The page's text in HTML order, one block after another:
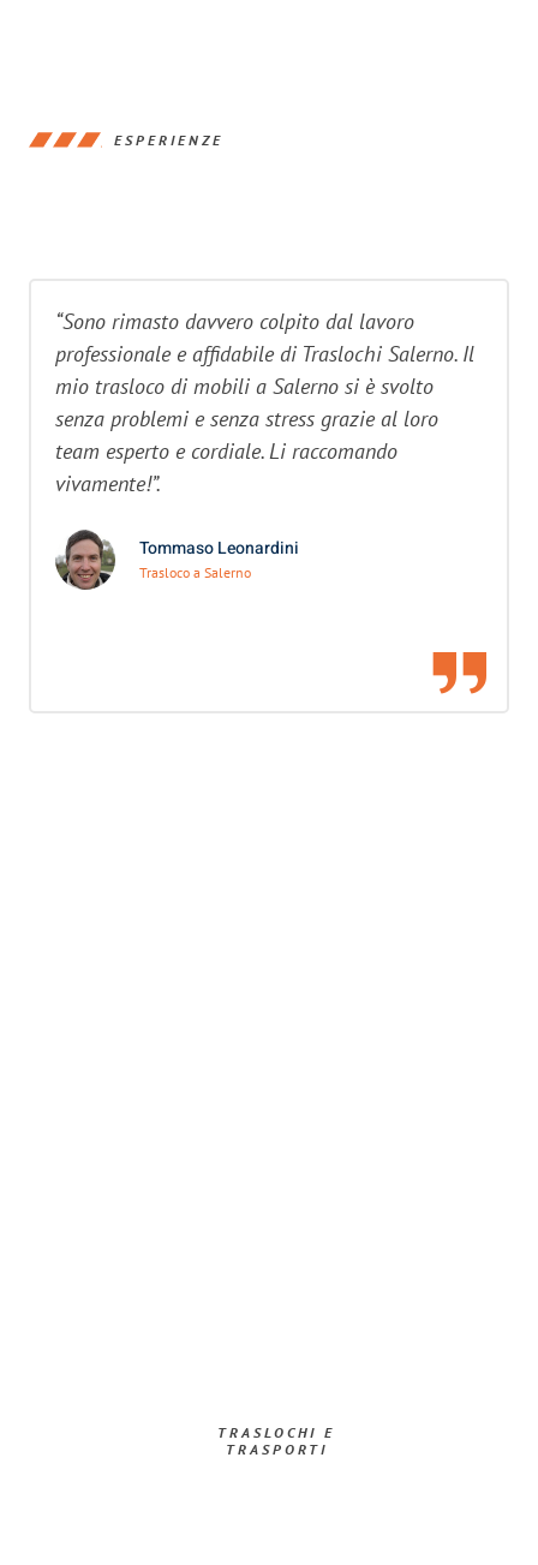
ESPERIENZE
“Sono rimasto davvero colpito dal lavoro
professionale e affidabile di Traslochi Salerno. Il
mio trasloco di mobili a Salerno si è svolto
senza problemi e senza stress grazie al loro
team esperto e cordiale. Li raccomando
vivamente!”.
Tommaso Leonardini
Trasloco a Salerno
TRASLOCHI E
TRASPORTI​